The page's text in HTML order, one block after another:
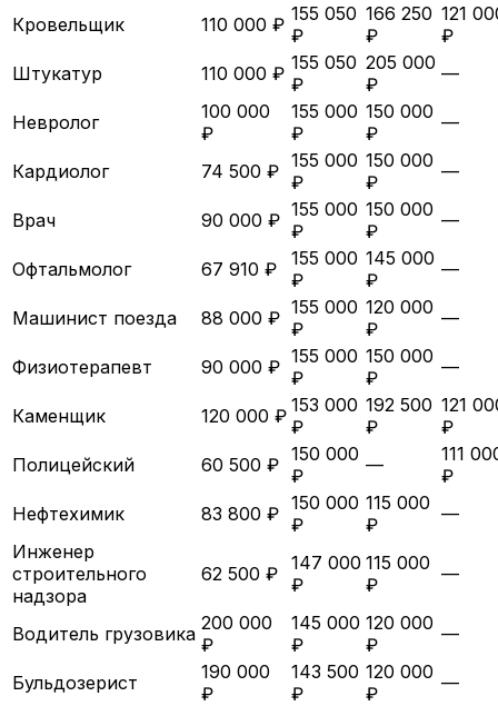
Кровельщик
110 000 ₽ 155 050
₽
166 250
₽
121
₽
Штукатур
110 000 ₽ 155 050
₽
205 000
₽
—
Невролог
100 000
₽
155 000
₽
150 000
₽
—
Кардиолог 74 500 ₽ 155 000
₽
150 000
₽
—
Врач 90 000 ₽ 155 000
₽
150 000
₽
—
Офтальмолог 67 910 ₽
155 000
₽
145 000
₽
—
Машинист поезда 88 000 ₽ 155 000
₽
120 000
₽
—
Физиотерапевт 90 000 ₽ 155 000
₽
150 000
₽
—
Каменщик 120 000 ₽ 153 000
₽
192 500
₽
121
₽
Полицейский
60 500 ₽ 150 000
₽
—
111
₽
Нефтехимик
83 800 ₽ 150 000
₽
115 000
₽
—
Инженер
строительного
надзора
62 500 ₽ 147 000
₽
115 000
₽
—
Водитель грузовика 200 000
₽
145 000
₽
120 000
₽
—
Бульдозерист
190 000
₽
143 500
₽
120 000
₽
—